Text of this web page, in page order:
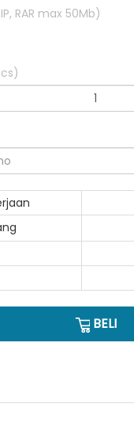
RAR max 50Mb)
BELI